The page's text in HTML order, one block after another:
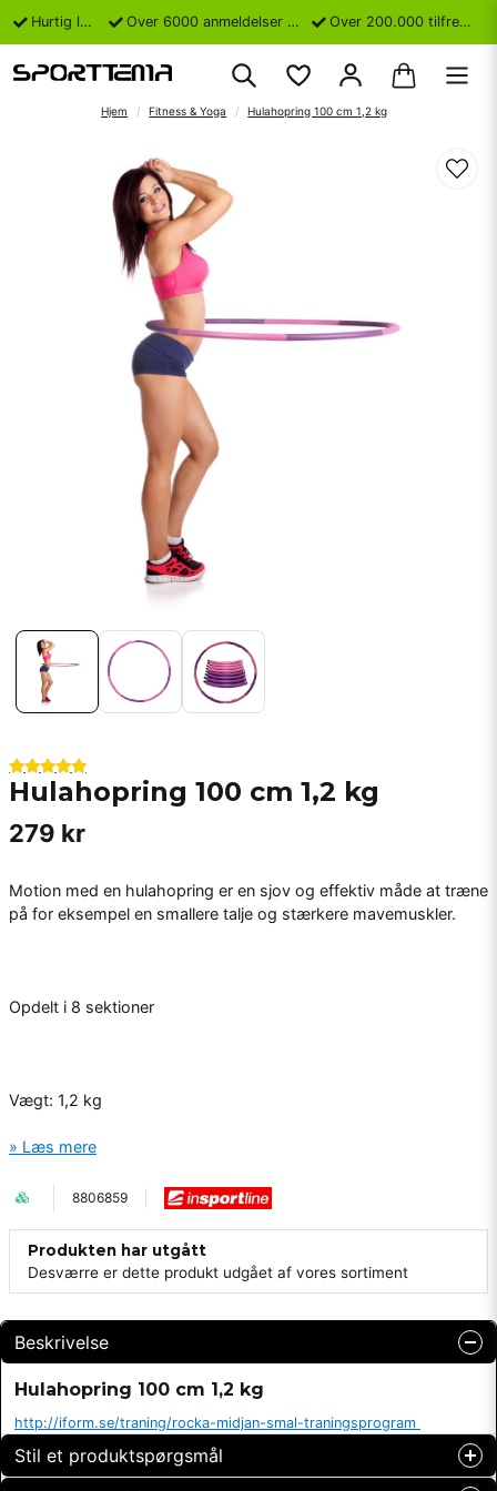
Hurtig levering Over 6000 anmeldelser på Trustpilot Over 200.000 tilfredse kunder
Hjem Fitness & Yoga Hulahopring 100 cm 1,2 kg
Hulahopring 100 cm 1,2 kg
279 kr
Motion med en hulahopring er en sjov og effektiv måde at træne
på for eksempel en smallere talje og stærkere mavemuskler.
Opdelt i 8 sektioner
Vægt: 1,2 kg
Læs mere
8806859
Produkten har utgått
Desværre er dette produkt udgået af vores sortiment
Beskrivelse
Hulahopring 100 cm 1,2 kg
http://iform.se/traning/rocka-midjan-smal-traningsprogram
Stil et produktspørgsmål